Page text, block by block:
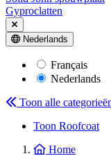
Gyproclatten
Nederlands
Français
Nederlands
Toon alle
Toon Roofcoat
Home